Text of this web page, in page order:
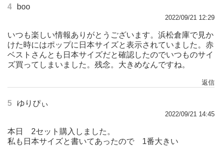
4 boo
2022/09/21 12:29
いつも楽しい情報ありがとうございます。浜松倉庫で見か
けた時にはポップに日本サイズと表示されていました。赤
ベストさんとも日本サイズだと確認したのでいつものサイ
ズ買ってしまいました。残念。大きめなんですね。
返信
5 ゆりぴぃ
2022/09/21 14:45
本日 2セット購入しました。
私も日本サイズと書いてあったので 1番大きい